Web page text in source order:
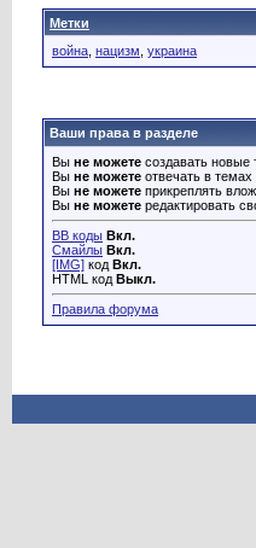
Метки
война нацизм украина
Ваши права в разделе
Вы не можете создавать новые
Вы не можете отвечать в темах
Вы не можете прикреплять
Вы не можете редактировать
BB коды Вкл.
Смайлы Вкл.
[IMG] код Вкл.
HTML код Выкл.
Правила форума